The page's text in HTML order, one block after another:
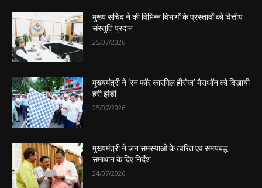
मुख्य सचिव ने की विभिन्न विभागों के प्रस्तावों को वित्तीय
संस्तुति प्रदान
25/07/2026
मुख्यमंत्री ने ‘रन फॉर कारगिल हीरोज’ मैराथॉन को दिखायी
हरी झंडी
25/07/2026
मुख्यमंत्री ने जन समस्याओं के त्वरित एवं समयबद्ध
समाधान के दिए निर्देश
24/07/2026